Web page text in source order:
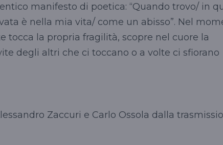
manifesto di poetica: “Quando trovo/ in
è nella mia vita/ come un abisso”. Nel
tocca la propria fragilità, scopre nel cuore la
degli altri che ci toccano o a volte ci sfiorano
Zaccuri e Carlo Ossola dalla